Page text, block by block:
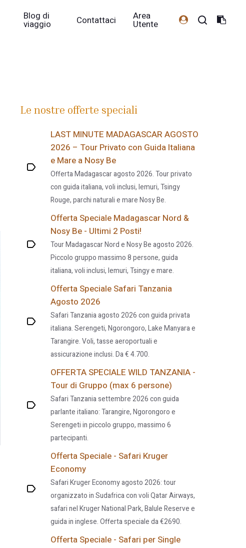
Blog di
viaggio Contattaci Area
Utente
Le nostre offerte speciali
LAST MINUTE MADAGASCAR AGOSTO
2026 – Tour Privato con Guida Italiana
e Mare a Nosy Be
Offerta Madagascar agosto 2026. Tour privato
con guida italiana, voli inclusi, lemuri, Tsingy
Rouge, parchi naturali e mare Nosy Be.
Offerta Speciale Madagascar Nord &
Nosy Be - Ultimi 2 Posti!
Tour Madagascar Nord e Nosy Be agosto 2026.
Piccolo gruppo massimo 8 persone, guida
italiana, voli inclusi, lemuri, Tsingy e mare.
Offerta Speciale Safari Tanzania
Agosto 2026
Safari Tanzania agosto 2026 con guida privata
italiana. Serengeti, Ngorongoro, Lake Manyara e
Tarangire. Voli, tasse aeroportuali e
assicurazione inclusi. Da € 4.700.
OFFERTA SPECIALE WILD TANZANIA -
Tour di Gruppo (max 6 persone)
Safari Tanzania settembre 2026 con guida
parlante italiano: Tarangire, Ngorongoro e
Serengeti in piccolo gruppo, massimo 6
partecipanti.
Offerta Speciale - Safari Kruger
Economy
Safari Kruger Economy agosto 2026: tour
organizzato in Sudafrica con voli Qatar Airways,
safari nel Kruger National Park, Balule Reserve e
guida in inglese. Offerta speciale da €2690.
Offerta Speciale - Safari per Single